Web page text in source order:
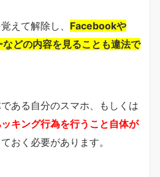
えて解除し、 Facebookや
どの内容を見ることも違法で
ある自分のスマホ、もしくは
キング行為を行うこと自体が
おく必要があります。